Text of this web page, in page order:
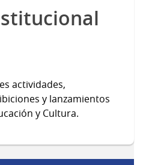
actividades,
y lanzamientos
y Cultura.